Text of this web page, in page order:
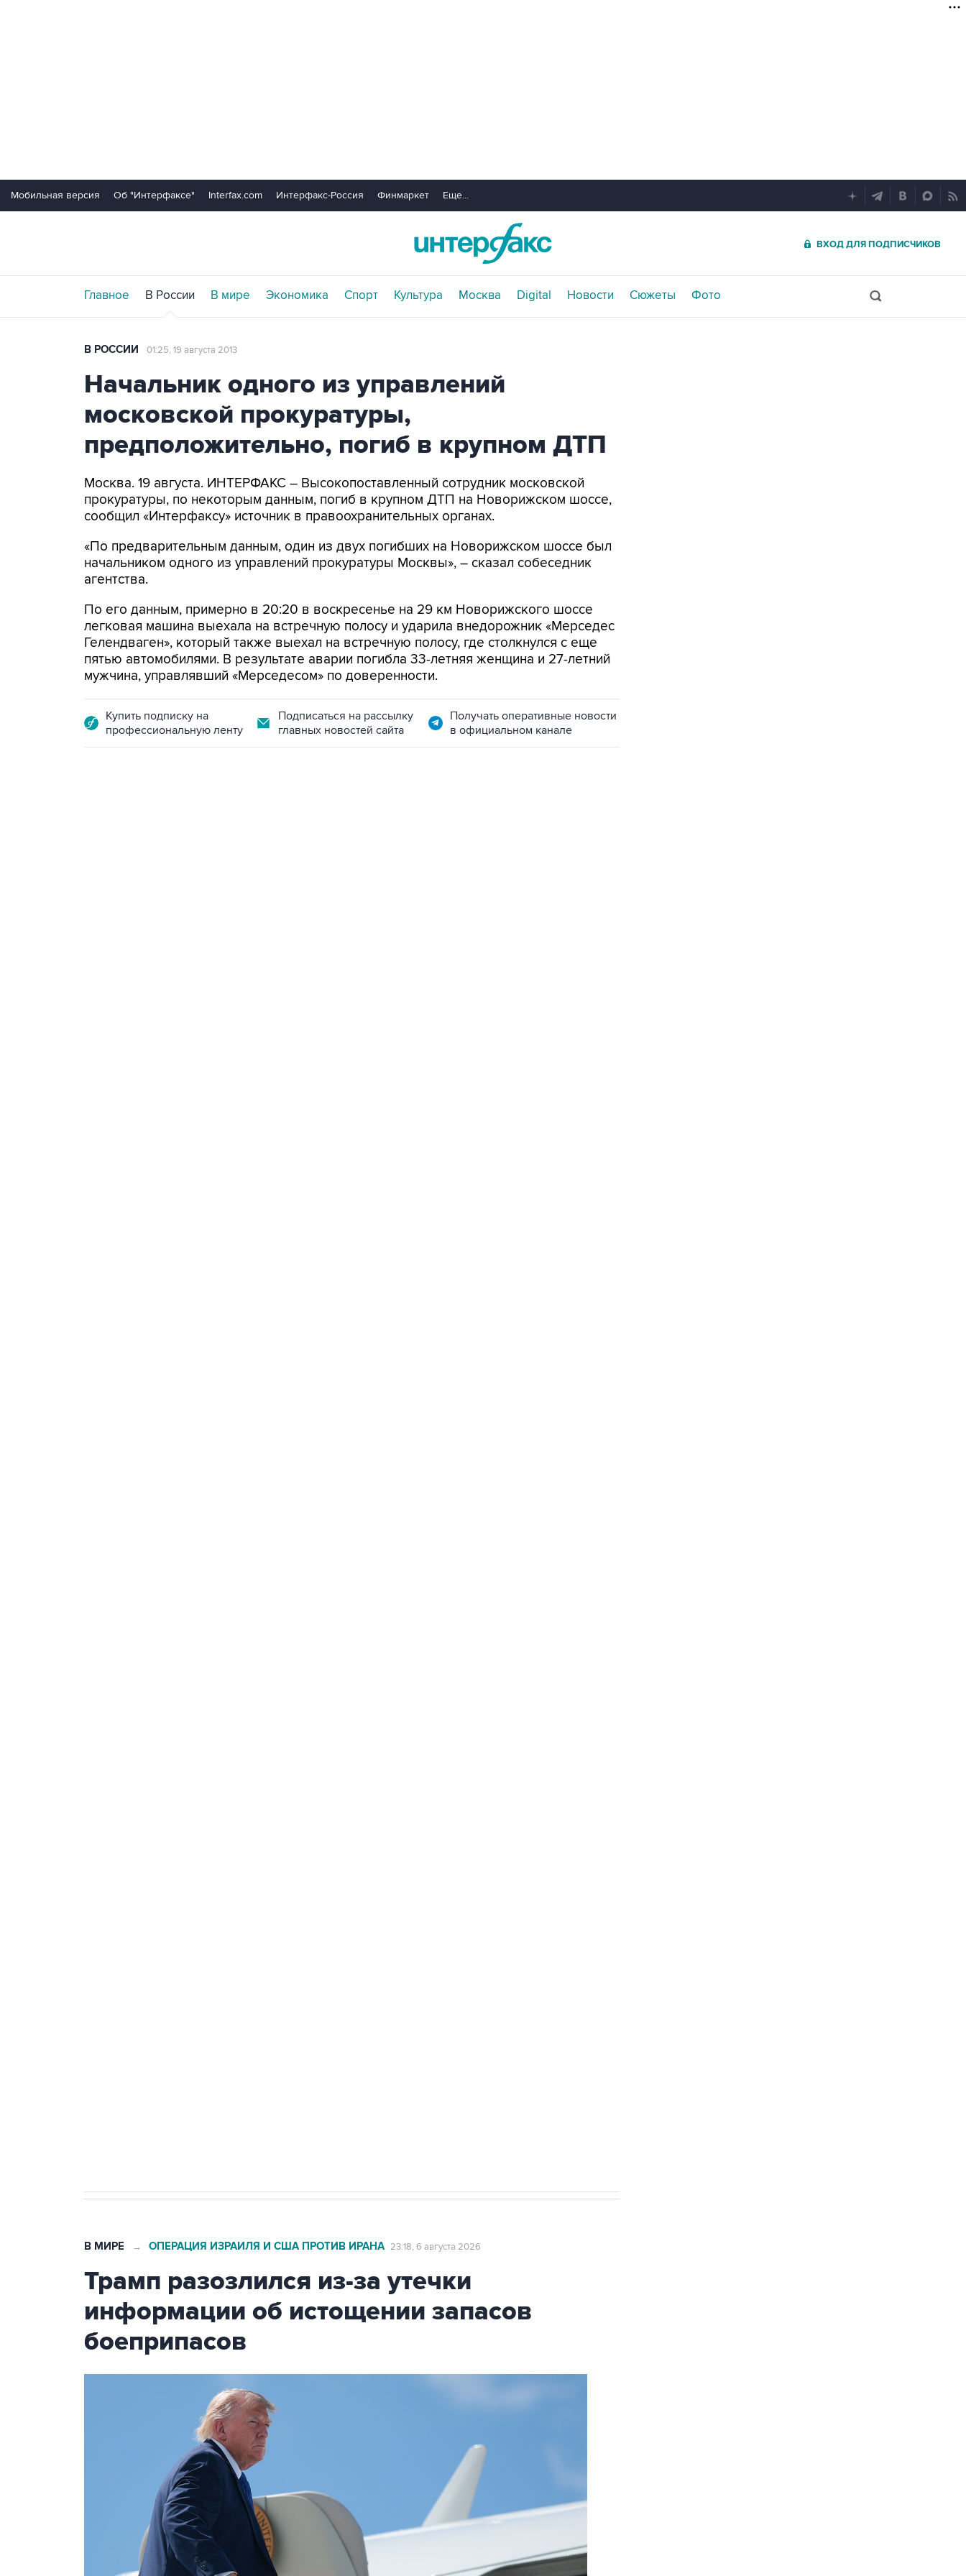
Мобильная версия Об "Интерфаксе" Interfax.com Интерфакс-Россия Финмаркет Еще...
ВХОД ДЛЯ ПОДПИСЧИКОВ
Главное В России В мире Экономика Спорт Культура Москва Digital Новости Сюжеты Фото
В РОССИИ 01:25, 19 августа 2013
Начальник одного из управлений
московской прокуратуры,
предположительно, погиб в крупном ДТП
Москва. 19 августа. ИНТЕРФАКС – Высокопоставленный сотрудник московской
прокуратуры, по некоторым данным, погиб в крупном ДТП на Новорижском шоссе,
сообщил «Интерфаксу» источник в правоохранительных органах.
«По предварительным данным, один из двух погибших на Новорижском шоссе был
начальником одного из управлений прокуратуры Москвы», – сказал собеседник
агентства.
По его данным, примерно в 20:20 в воскресенье на 29 км Новорижского шоссе
легковая машина выехала на встречную полосу и ударила внедорожник «Мерседес
Гелендваген», который также выехал на встречную полосу, где столкнулся с еще
пятью автомобилями. В результате аварии погибла 33-летняя женщина и 27-летний
мужчина, управлявший «Мерседесом» по доверенности.
Купить подписку на
профессиональную ленту
Подписаться на рассылку
главных новостей сайта
Получать оперативные новости
в официальном канале
В МИРЕ → ОПЕРАЦИЯ ИЗРАИЛЯ И США ПРОТИВ ИРАНА 23:18, 6 августа 2026
Трамп разозлился из-за утечки
информации об истощении запасов
боеприпасов